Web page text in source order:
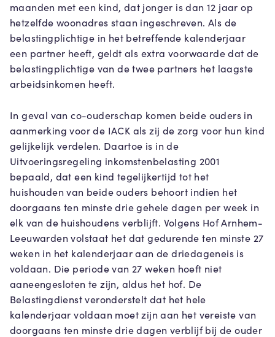
maanden met een kind, dat jonger is dan 12 jaar op
hetzelfde woonadres staan ingeschreven. Als de
belastingplichtige in het betreffende kalenderjaar
een partner heeft, geldt als extra voorwaarde dat de
belastingplichtige van de twee partners het laagste
arbeidsinkomen heeft.
In geval van co-ouderschap komen beide ouders in
aanmerking voor de IACK als zij de zorg voor hun kind
gelijkelijk verdelen. Daartoe is in de
Uitvoeringsregeling inkomstenbelasting 2001
bepaald, dat een kind tegelijkertijd tot het
huishouden van beide ouders behoort indien het
doorgaans ten minste drie gehele dagen per week in
elk van de huishoudens verblijft. Volgens Hof Arnhem-
Leeuwarden volstaat het dat gedurende ten minste 27
weken in het kalenderjaar aan de driedageneis is
voldaan. Die periode van 27 weken hoeft niet
aaneengesloten te zijn, aldus het hof. De
Belastingdienst veronderstelt dat het hele
kalenderjaar voldaan moet zijn aan het vereiste van
doorgaans ten minste drie dagen verblijf bij de ouder